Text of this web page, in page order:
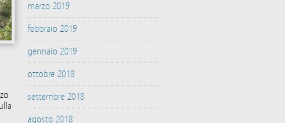
marzo 2019
febbraio 2019
gennaio 2019
ottobre 2018
settembre 2018
agosto 2018